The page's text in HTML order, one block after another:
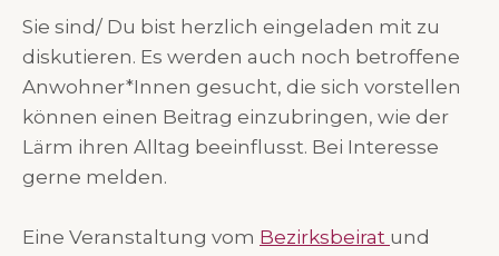
Sie sind/ Du bist herzlich eingeladen mit zu
diskutieren. Es werden auch noch betroffene
Anwohner*Innen gesucht, die sich vorstellen
können einen Beitrag einzubringen, wie der
Lärm ihren Alltag beeinflusst. Bei Interesse
gerne melden.
Eine Veranstaltung vom Bezirksbeirat und